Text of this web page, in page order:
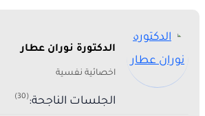
الدكتورة نوران عطار
اخصائية نفسية
الجلسات الناجحة:(30)